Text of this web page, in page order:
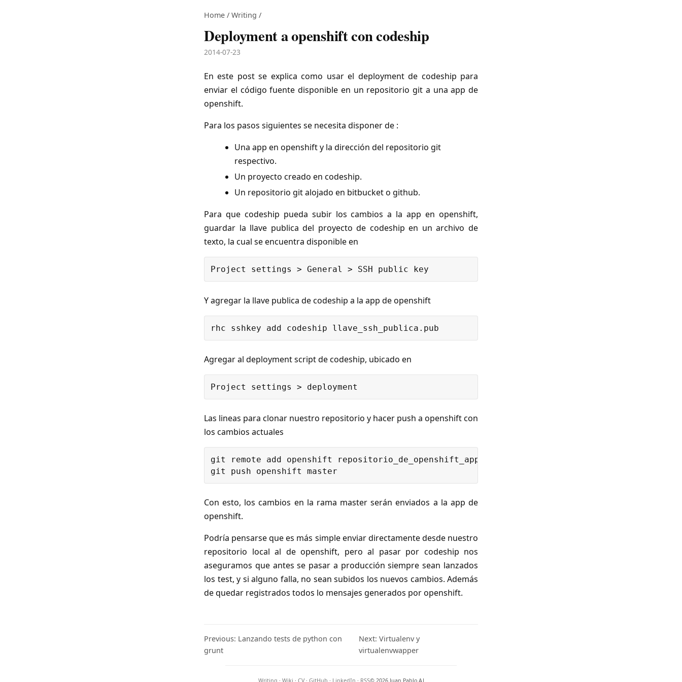
Home / Writing /
Deployment a openshift con codeship
2014-07-23
En este post se explica como usar el deployment de codeship para
enviar el código fuente disponible en un repositorio git a una app de
openshift.
Para los pasos siguientes se necesita disponer de :
Una app en openshift y la dirección del repositorio git
respectivo.
Un proyecto creado en codeship.
Un repositorio git alojado en bitbucket o github.
Para que codeship pueda subir los cambios a la app en openshift,
guardar la llave publica del proyecto de codeship en un archivo de
texto, la cual se encuentra disponible en
Y agregar la llave publica de codeship a la app de openshift
Agregar al deployment script de codeship, ubicado en
Las lineas para clonar nuestro repositorio y hacer push a openshift con
los cambios actuales
git remote add openshift repositorio_de_openshift_app
Con esto, los cambios en la rama master serán enviados a la app de
openshift.
Podría pensarse que es más simple enviar directamente desde nuestro
repositorio local al de openshift, pero al pasar por codeship nos
aseguramos que antes se pasar a producción siempre sean lanzados
los test, y si alguno falla, no sean subidos los nuevos cambios. Además
de quedar registrados todos lo mensajes generados por openshift.
Previous: Lanzando tests de python con
grunt
Next: Virtualenv y
virtualenvwapper
Writing · Wiki · CV· GitHub · LinkedIn · RSS© 2026 Juan Pablo AJ